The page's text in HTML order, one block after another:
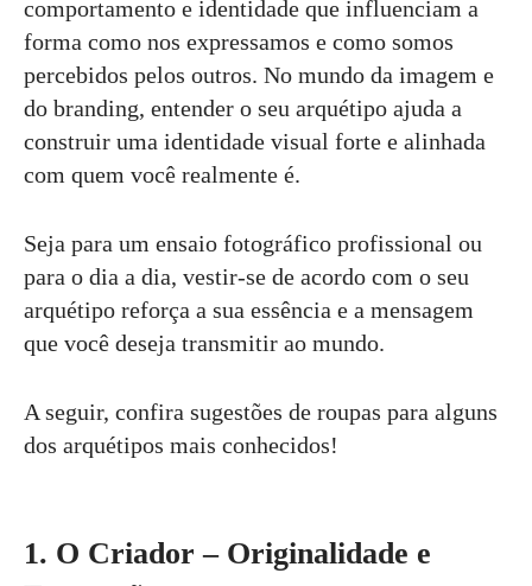
comportamento e identidade que influenciam a
forma como nos expressamos e como somos
percebidos pelos outros. No mundo da imagem e
do branding, entender o seu arquétipo ajuda a
construir uma identidade visual forte e alinhada
com quem você realmente é.
Seja para um ensaio fotográfico profissional ou
para o dia a dia, vestir-se de acordo com o seu
arquétipo reforça a sua essência e a mensagem
que você deseja transmitir ao mundo.
A seguir, confira sugestões de roupas para alguns
dos arquétipos mais conhecidos!
1. O Criador – Originalidade e